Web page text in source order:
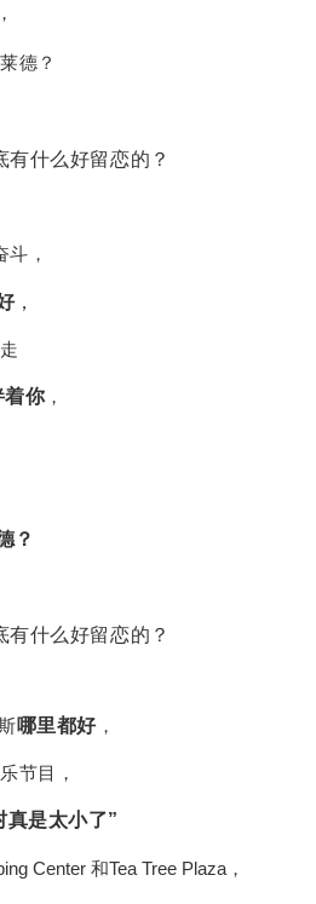
，
德？
，
，
着你，
？
哪里都好 ，
节目，
真是太小了”
Center 和Tea Tree Plaza，